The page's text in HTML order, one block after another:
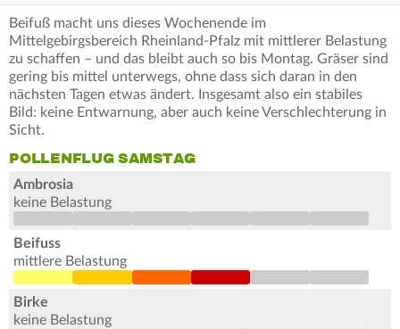
Beifuß macht uns dieses Wochenende im
Mittelgebirgsbereich Rheinland-Pfalz mit mittlerer Belastung
zu schaffen – und das bleibt auch so bis Montag. Gräser sind
gering bis mittel unterwegs, ohne dass sich daran in den
nächsten Tagen etwas ändert. Insgesamt also ein stabiles
Bild: keine Entwarnung, aber auch keine Verschlechterung in
Sicht.
POLLENFLUG SAMSTAG
Ambrosia
keine Belastung
Beifuss
mittlere Belastung
Birke
keine Belastung